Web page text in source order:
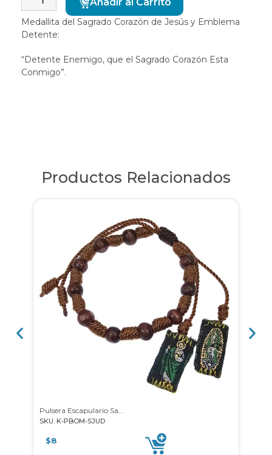
Medallita del Sagrado Corazón de Jesús y Emblema
Detente:
“Detente Enemigo, que el Sagrado Corazón Esta
Conmigo”.
Productos Relacionados
SKU: K-PBOM-SJUD
$8